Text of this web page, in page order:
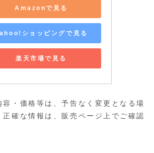
Amazonで見る
ショッピングで見る
楽天市場で見る
・価格等は、予告なく変更となる場
正確な情報は、販売ページ上でご確認